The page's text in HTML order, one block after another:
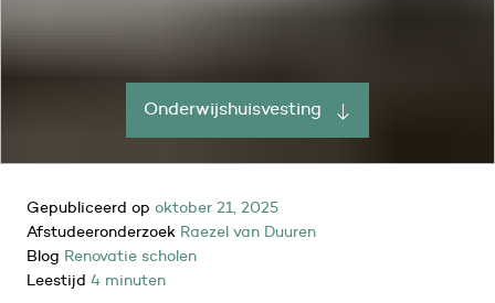
Onderwijshuisvesting
Gepubliceerd op oktober 21, 2025
Afstudeeronderzoek Raezel van Duuren
Blog Renovatie scholen
Leestijd 4 minuten